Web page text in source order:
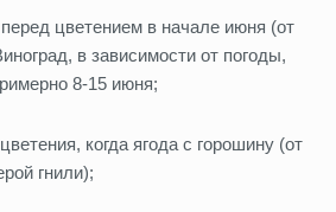
цветением в начале июня (от
в зависимости от погоды,
8-15 июня;
когда ягода с горошину (от
гнили);